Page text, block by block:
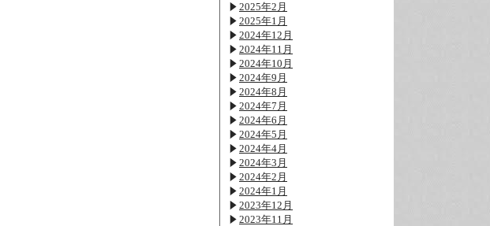
2025年2月
2025年1月
2024年12月
2024年11月
2024年10月
2024年9月
2024年8月
2024年7月
2024年6月
2024年5月
2024年4月
2024年3月
2024年2月
2024年1月
2023年12月
2023年11月